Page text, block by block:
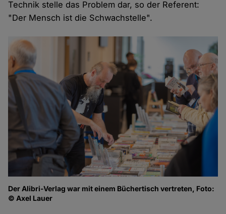
Technik stelle das Problem dar, so der Referent:
"Der Mensch ist die Schwachstelle".
Der Alibri-Verlag war mit einem Büchertisch vertreten, Foto:
© Axel Lauer